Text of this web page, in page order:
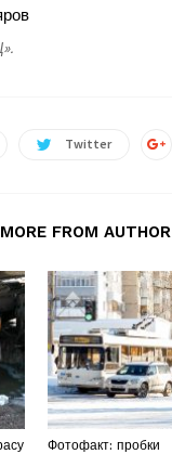
Twitter
MORE FROM AUTHOR
Фотофакт: пробки